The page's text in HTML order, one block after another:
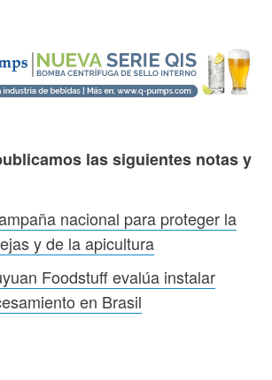
las siguientes notas y
nacional para proteger la
y de la apicultura
Foodstuff evalúa instalar
en Brasil